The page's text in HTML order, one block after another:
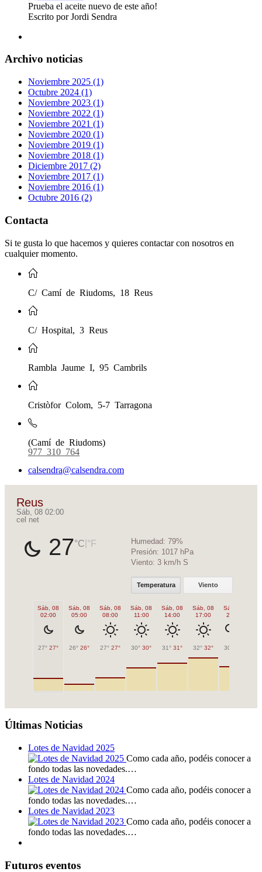
Prueba el aceite nuevo de este año!
Escrito por Jordi Sendra
Archivo noticias
Noviembre 2025 (1)
Octubre 2024 (1)
Noviembre 2023 (1)
Noviembre 2022 (1)
Noviembre 2021 (1)
Noviembre 2020 (1)
Noviembre 2019 (1)
Noviembre 2018 (1)
Diciembre 2017 (2)
Noviembre 2017 (1)
Noviembre 2016 (1)
Octubre 2016 (2)
Contacta
Si te gusta lo que hacemos y quieres contactar con nosotros en
cualquier momento.
C/ Camí de Riudoms, 18 Reus
C/ Hospital, 3 Reus
Rambla Jaume I, 95 Cambrils
Cristòfor Colom, 5-7 Tarragona
(Camí de Riudoms)
977 310 764
calsendra@calsendra.com
Reus
Sáb, 08 02:00
cel net
27°C °F Humedad: 79%
Presión: 1017 hPa
Viento: 3 km/h S
Temperatura Viento
Sáb, 08
02:00
27° 27°
Sáb, 08
05:00
26° 26°
Sáb, 08
08:00
27° 27°
Sáb, 08
11:00
30° 30°
Sáb, 08
14:00
31° 31°
Sáb, 08
17:00
32° 32°
Sáb, 08
20:00
30°
Últimas Noticias
Lotes de Navidad 2025
Como cada año, podéis conocer a
fondo todas las novedades.…
Lotes de Navidad 2024
Como cada año, podéis conocer a
fondo todas las novedades.…
Lotes de Navidad 2023
Como cada año, podéis conocer a
fondo todas las novedades.…
Futuros eventos